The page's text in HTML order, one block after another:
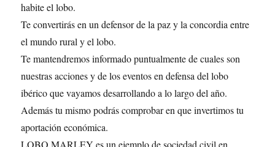
habite el lobo.
Te convertirás en un defensor de la paz y la concordia entre
el mundo rural y el lobo.
Te mantendremos informado puntualmente de cuales son
nuestras acciones y de los eventos en defensa del lobo
ibérico que vayamos desarrollando a lo largo del año.
Además tu mismo podrás comprobar en que invertimos tu
aportación económica.
LOBO MARLEY es un ejemplo de sociedad civil en